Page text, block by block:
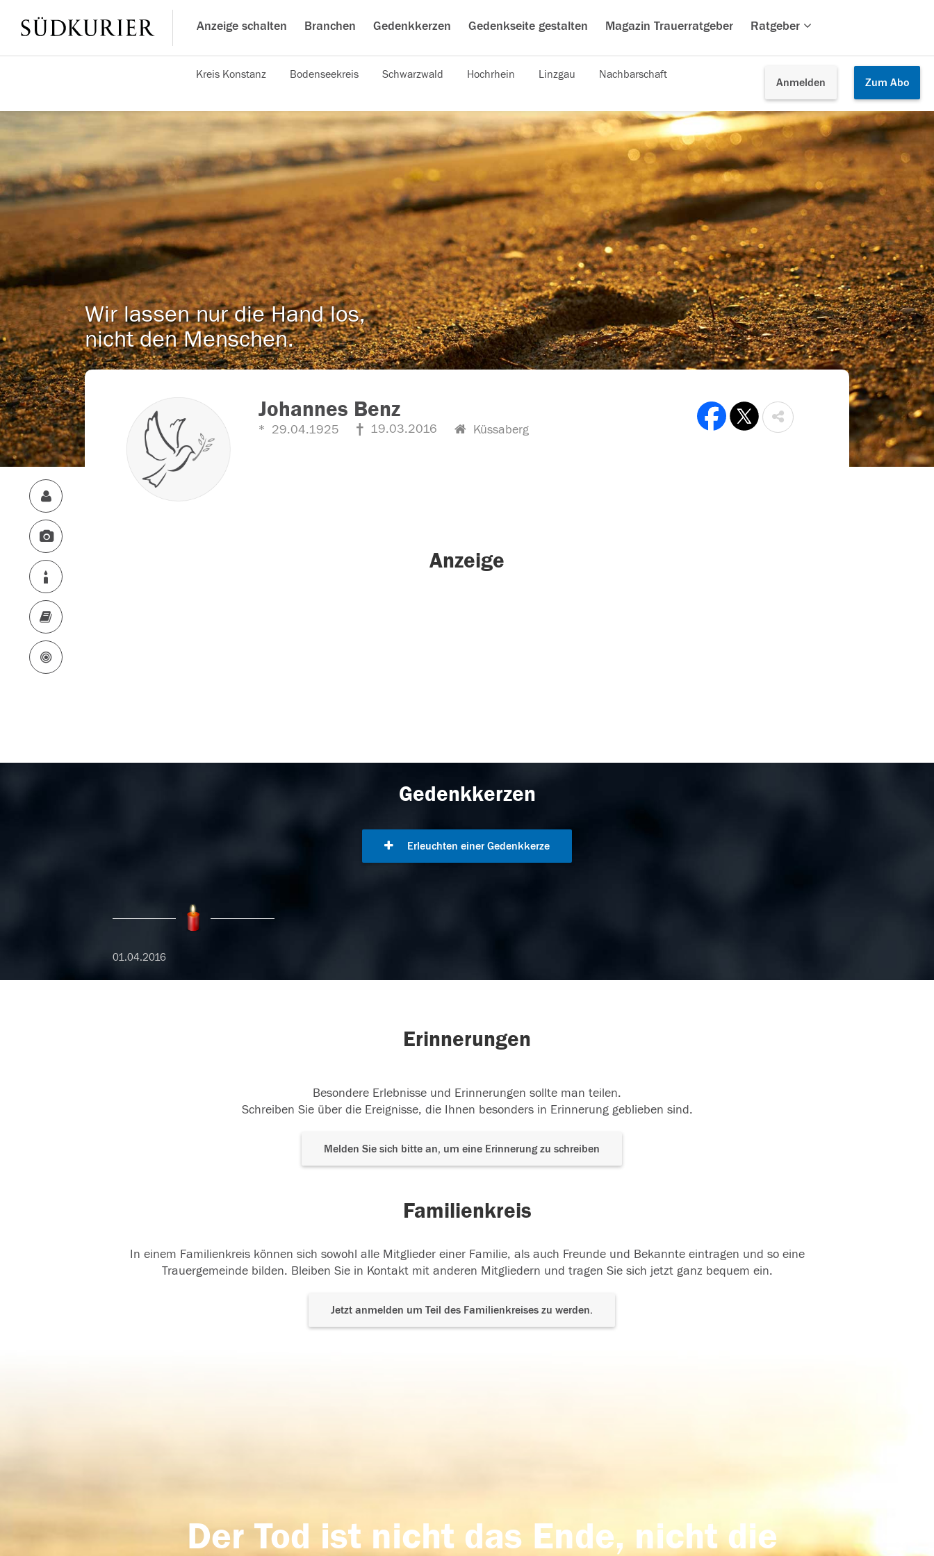
Anzeige schalten Branchen Gedenkkerzen Gedenkseite gestalten Magazin Trauerratgeber Ratgeber
Anmelden Zum Abo
Kreis Konstanz Bodenseekreis Schwarzwald Hochrhein Linzgau Nachbarschaft
Wir lassen nur die Hand los,
nicht den Menschen.
Johannes Benz
29.04.1925 19.03.2016 Küssaberg
Anzeige
Gedenkkerzen
Erleuchten einer Gedenkkerze
01.04.2016
Erinnerungen
Besondere Erlebnisse und Erinnerungen sollte man teilen.
Schreiben Sie über die Ereignisse, die Ihnen besonders in Erinnerung geblieben sind.
Melden Sie sich bitte an, um eine Erinnerung zu schreiben
Familienkreis
In einem Familienkreis können sich sowohl alle Mitglieder einer Familie, als auch Freunde und Bekannte eintragen und so eine
Trauergemeinde bilden. Bleiben Sie in Kontakt mit anderen Mitgliedern und tragen Sie sich jetzt ganz bequem ein.
Jetzt anmelden um Teil des Familienkreises zu werden.
Der Tod ist nicht das Ende, nicht die